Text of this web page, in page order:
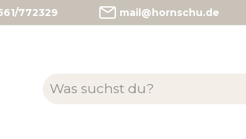
772329 mail@hornschu.de